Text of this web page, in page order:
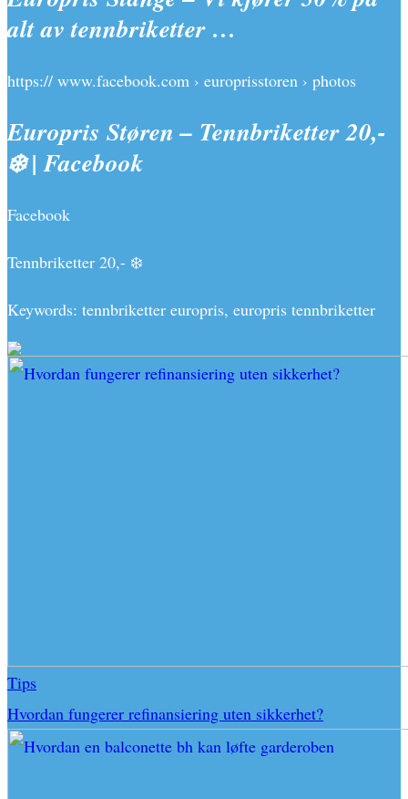
alt av tennbriketter …
https:// www.facebook.com › europrisstoren › photos
Europris Støren – Tennbriketter 20,-
❄️ | Facebook
Facebook
Tennbriketter 20,- ❄️
Keywords: tennbriketter europris, europris tennbriketter
Tips
Hvordan fungerer refinansiering uten sikkerhet?